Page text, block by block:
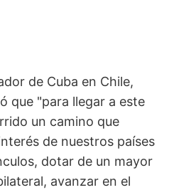
de Cuba en Chile,
que "para llegar a este
un camino que
de nuestros países
dotar de un mayor
avanzar en el